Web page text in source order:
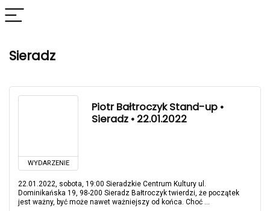
Sieradz
WYDARZENIE
Piotr Bałtroczyk Stand-up •
Sieradz • 22.01.2022
22.01.2022, sobota, 19:00 Sieradzkie Centrum Kultury ul.
Dominikańska 19, 98-200 Sieradz Bałtroczyk twierdzi, że początek
jest ważny, być może nawet ważniejszy od końca. Choć ...